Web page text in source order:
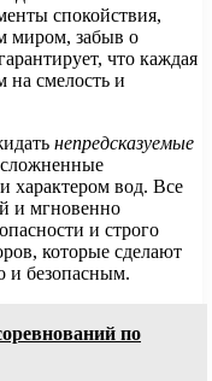
спокойствия,
миром, забыв о
что каждая
на смелость и
непредсказуемые
вод. Все
и мгновенно
и строго
которые сделают
и безопасным.
по